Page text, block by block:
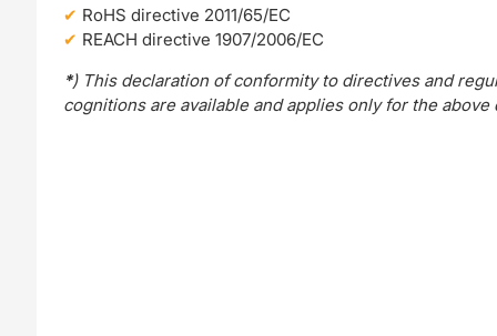
RoHS directive 2011/65/EC
REACH directive 1907/2006/EC
*) This declaration of conformity to directives and
cognitions are available and applies only for the